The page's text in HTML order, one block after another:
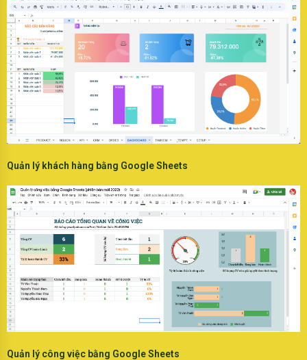
Quản lý khách hàng bằng Google Sheets
Quản lý công việc bằng Google Sheets